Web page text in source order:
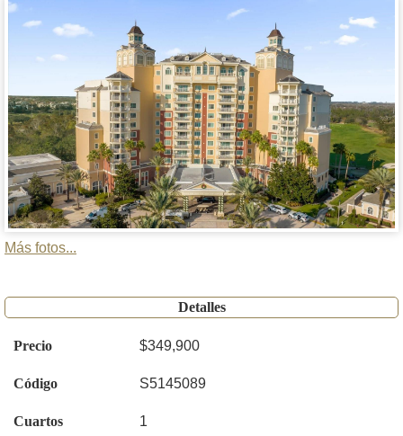
Más fotos...
Detalles
Precio $349,900
Código S5145089
Cuartos 1